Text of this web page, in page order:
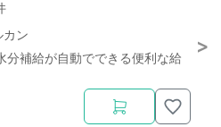
カン
分補給が自動でできる便利な給